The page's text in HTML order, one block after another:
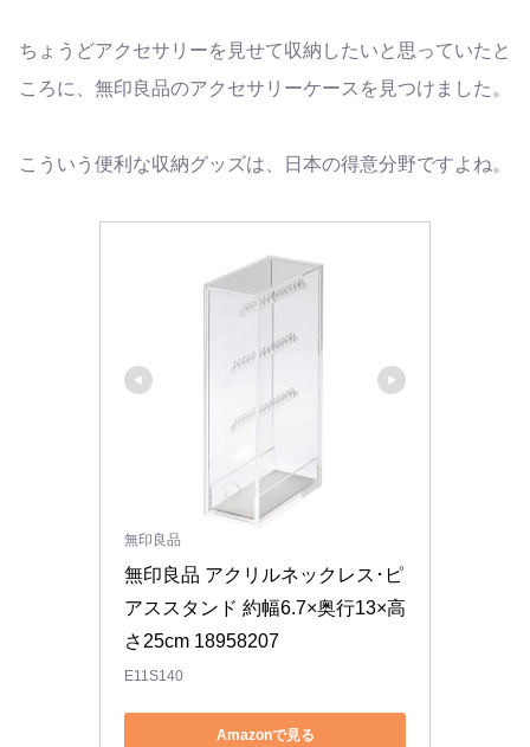
ちょうどアクセサリーを見せて収納したいと思っていたと
ころに、無印良品のアクセサリーケースを見つけました。
こういう便利な収納グッズは、日本の得意分野ですよね。
無印良品
無印良品 アクリルネックレス･ピ
アススタンド 約幅6.7×奥行13×高
さ25cm 18958207
E11S140
Amazonで見る